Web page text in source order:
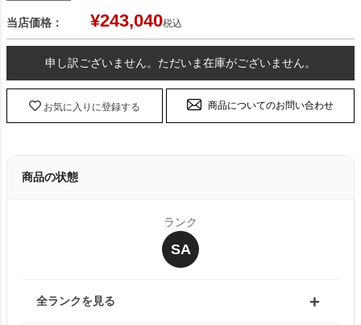
当店価格： ¥243,040税込
申し訳ございません。ただいま在庫がございません。
お気に入りに登録する 商品についてのお問い合わせ
商品の状態
ランク
SA
全ランクを見る